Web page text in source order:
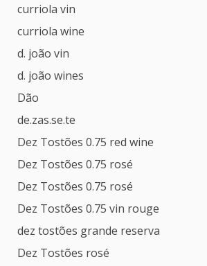
curriola vin
curriola wine
d. joão vin
d. joão wines
Dão
de.zas.se.te
Dez Tostões 0.75 red wine
Dez Tostões 0.75 rosé
Dez Tostões 0.75 rosé
Dez Tostões 0.75 vin rouge
dez tostões grande reserva
Dez Tostões rosé